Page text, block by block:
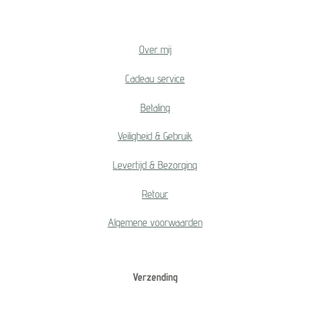
Over mij
Cadeau service
Betaling
Veiligheid & Gebruik
Levertijd & Bezorging
Retour
Algemene voorwaarden
Verzending